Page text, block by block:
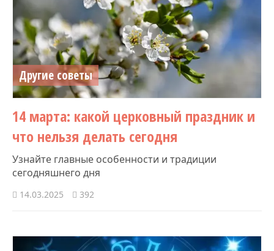
Другие советы
14 марта: какой церковный праздник и
что нельзя делать сегодня
Узнайте главные особенности и традиции
сегодняшнего дня
14.03.2025 392